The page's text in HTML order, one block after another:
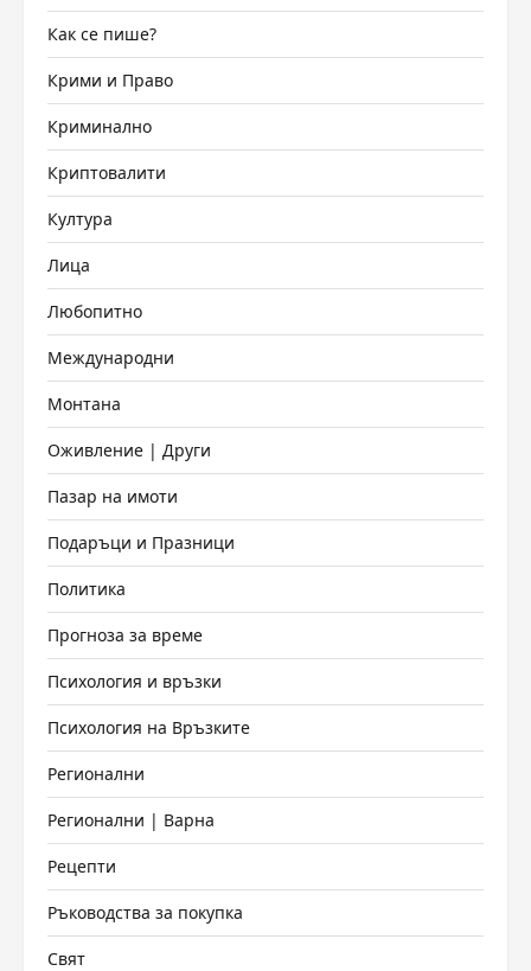
Как се пише?
Крими и Право
Криминално
Криптовалити
Култура
Лица
Любопитно
Международни
Монтана
Оживление | Други
Пазар на имоти
Подаръци и Празници
Политика
Прогноза за време
Психология и връзки
Психология на Връзките
Регионални
Регионални | Варна
Рецепти
Ръководства за покупка
Свят